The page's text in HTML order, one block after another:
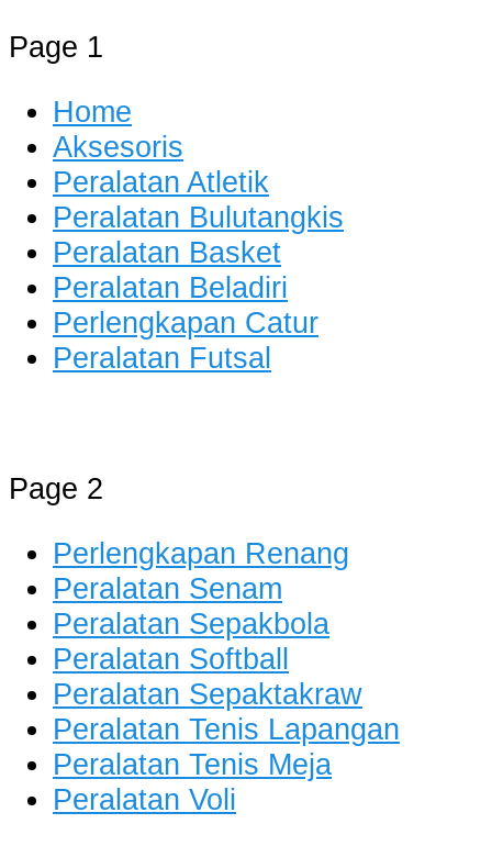
Page 1
Home
Aksesoris
Peralatan Atletik
Peralatan Bulutangkis
Peralatan Basket
Peralatan Beladiri
Perlengkapan Catur
Peralatan Futsal
Distributor Alat Olahraga
Jual Alat Olahraga Murah, Lengkap
Page 2
Perlengkapan Renang
Peralatan Senam
Peralatan Sepakbola
Peralatan Softball
Peralatan Sepaktakraw
Peralatan Tenis Lapangan
Peralatan Tenis Meja
Peralatan Voli